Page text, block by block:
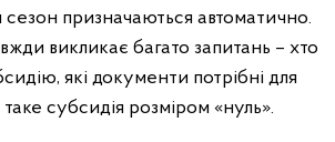
призначаються автоматично.
викликає багато запитань – хто
які документи потрібні для
субсидія розміром «нуль».